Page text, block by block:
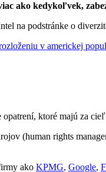
ako kedykoľvek,
na podstránke o
v americkej
ktoré majú za
(human rights
ako KPMG, Google,